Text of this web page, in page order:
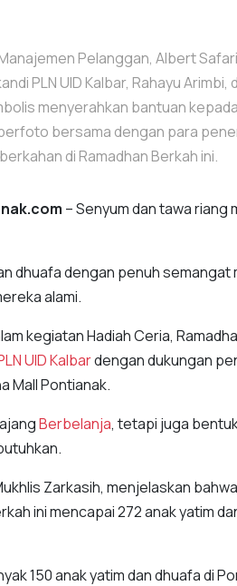
Pelanggan, Albert
PLN UID Kalbar, Rahayu
menyerahkan bantuan
bersama dengan para
di Ramadhan Berkah ini.
– Senyum dan tawa riang
dhuafa dengan penuh
alami.
kegiatan Hadiah Ceria,
UIDKalbardengan dukungan
Mall Pontianak.
Berbelanja, tetapi juga
Zarkasih, menjelaskan
ini mencapai 272 anak yatim
150 anak yatim dan dhuafa di